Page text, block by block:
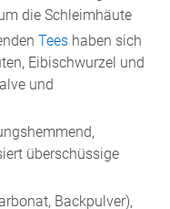
die Schleimhäute
Tees haben sich
Eibischwurzel und
und
überschüssige
Backpulver),